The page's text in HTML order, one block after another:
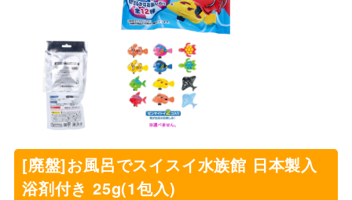
[廃盤]お風呂でスイスイ水族館 日本製入
浴剤付き 25g(1包入)